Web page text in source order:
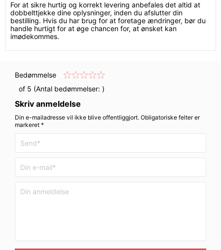
For at sikre hurtig og korrekt levering anbefales det altid at
dobbelttjekke dine oplysninger, inden du afslutter din
bestilling. Hvis du har brug for at foretage ændringer, bør du
handle hurtigt for at øge chancen for, at ønsket kan
imødekommes.
Bedømmelse
of 5 (Antal bedømmelser: )
Skriv anmeldelse
Din e-mailadresse vil ikke blive offentliggjort. Obligatoriske felter er
markeret *